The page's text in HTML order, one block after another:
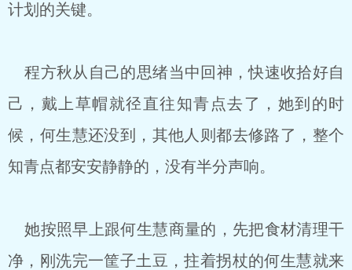
计划的关键。
程方秋从自己的思绪当中回神，快速收拾好自
己，戴上草帽就径直往知青点去了，她到的时
候，何生慧还没到，其他人则都去修路了，整个
知青点都安安静静的，没有半分声响。
她按照早上跟何生慧商量的，先把食材清理干
净，刚洗完一筐子土豆，拄着拐杖的何生慧就来